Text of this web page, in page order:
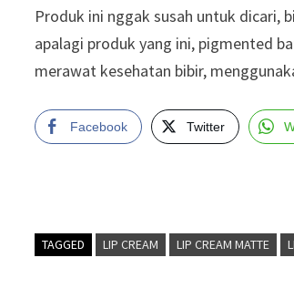
Produk ini nggak susah untuk dicari,
apalagi produk yang ini, pigmented
merawat kesehatan bibir,
Facebook Twitter
TAGGED LIP CREAM LIP CREAM MATTE